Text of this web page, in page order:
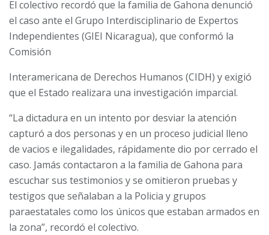
El colectivo recordó que la familia de Gahona denunció
el caso ante el Grupo Interdisciplinario de Expertos
Independientes (GIEI Nicaragua), que conformó la
Comisión
Interamericana de Derechos Humanos (CIDH) y exigió
que el Estado realizara una investigación imparcial.
“La dictadura en un intento por desviar la atención
capturó a dos personas y en un proceso judicial lleno
de vacios e ilegalidades, rápidamente dio por cerrado el
caso. Jamás contactaron a la familia de Gahona para
escuchar sus testimonios y se omitieron pruebas y
testigos que señalaban a la Policia y grupos
paraestatales como los únicos que estaban armados en
la zona”, recordó el colectivo.